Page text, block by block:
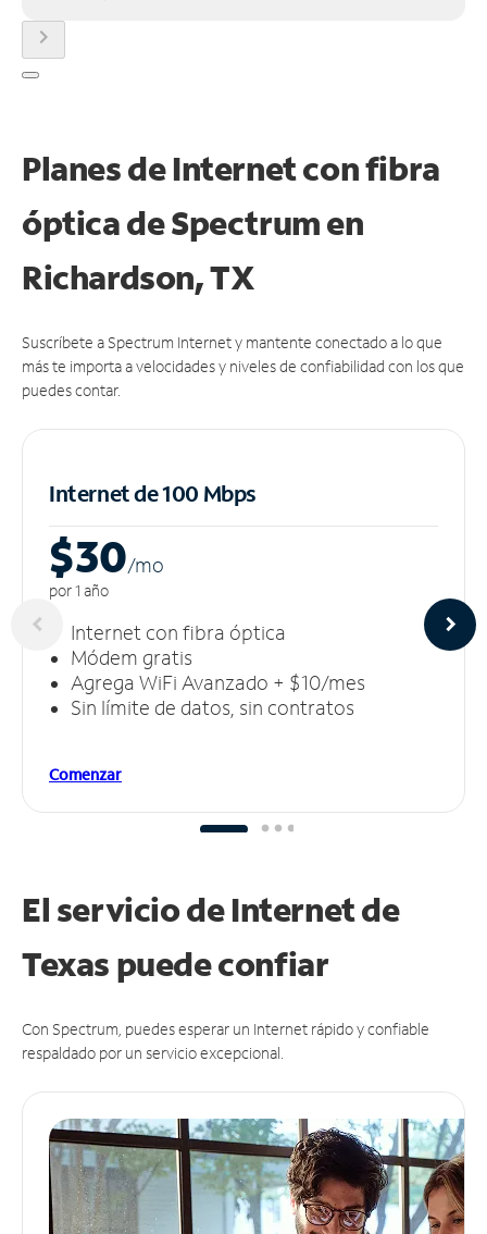
chevron_right
Planes de Internet con fibra
óptica de Spectrum en
Richardson, TX
Suscríbete a Spectrum Internet y mantente conectado a lo que
más te importa a velocidades y niveles de confiabilidad con los que
puedes contar.
Internet de 100 Mbps
$30/mo
por 1 año
Internet con fibra óptica
Módem gratis
Agrega WiFi Avanzado + $10/mes
Sin límite de datos, sin contratos
Comenzar
El servicio de Internet de
Texas puedeconfiar
Con Spectrum, puedes esperar un Internet rápido y confiable
respaldado por un servicio excepcional.